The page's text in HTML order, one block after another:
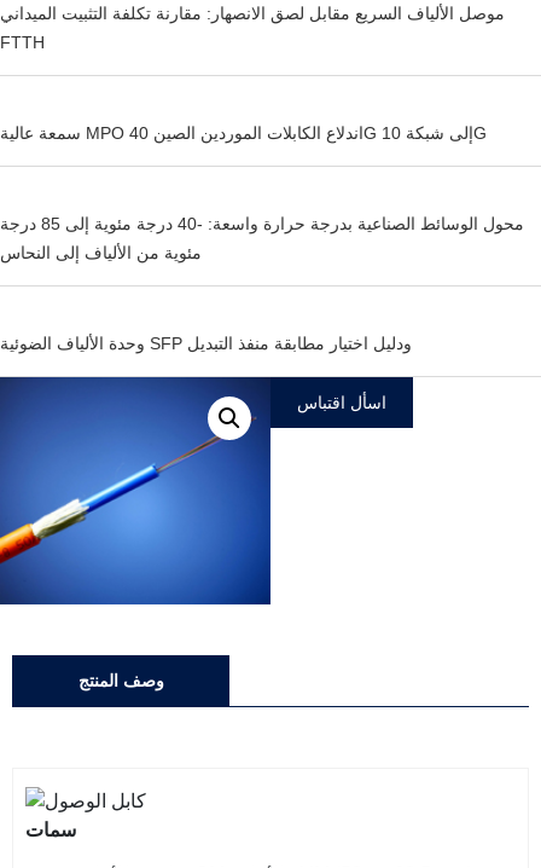
موصل الألياف السريع مقابل لصق الانصهار: مقارنة تكلفة التثبيت الميداني
FTTH
سمعة عالية MPO اندلاع الكابلات الموردين الصين 40G إلى شبكة 10G
محول الوسائط الصناعية بدرجة حرارة واسعة: -40 درجة مئوية إلى 85 درجة
مئوية من الألياف إلى النحاس
وحدة الألياف الضوئية SFP ودليل اختيار مطابقة منفذ التبديل
اسأل اقتباس
وصف المنتج
سمات